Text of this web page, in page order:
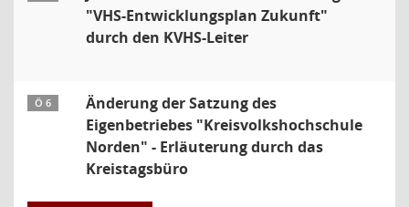
"VHS-Entwicklungsplan Zukunft"
durch den KVHS-Leiter
Ö 6
Änderung der Satzung des
Eigenbetriebes "Kreisvolkshochschule
Norden" - Erläuterung durch das
Kreistagsbüro